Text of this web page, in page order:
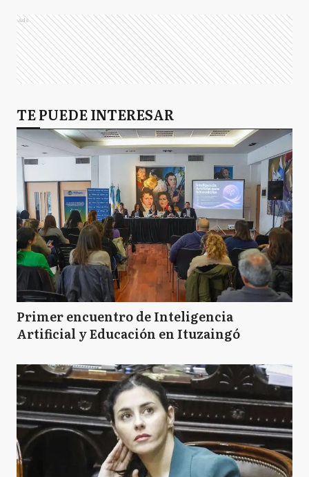
Ads
TE PUEDE INTERESAR
Primer encuentro de Inteligencia
Artificial y Educación en Ituzaingó